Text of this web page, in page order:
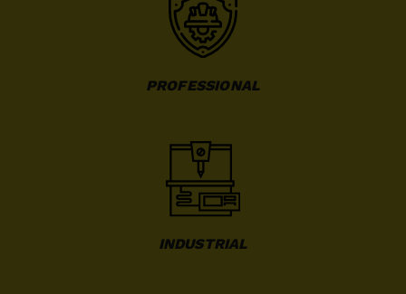
PROFESSIONAL
INDUSTRIAL